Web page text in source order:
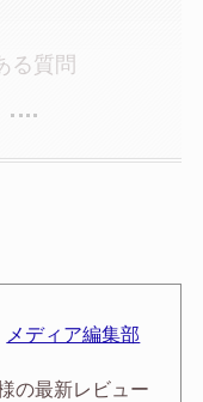
る質問
メディア編集部
の最新レビュー